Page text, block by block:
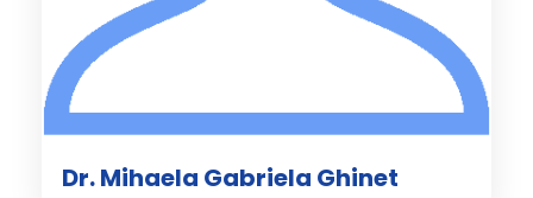
Dr. Mihaela Gabriela Ghinet